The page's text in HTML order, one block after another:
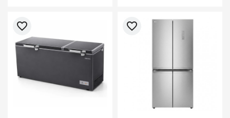
favorite_border favorite_border